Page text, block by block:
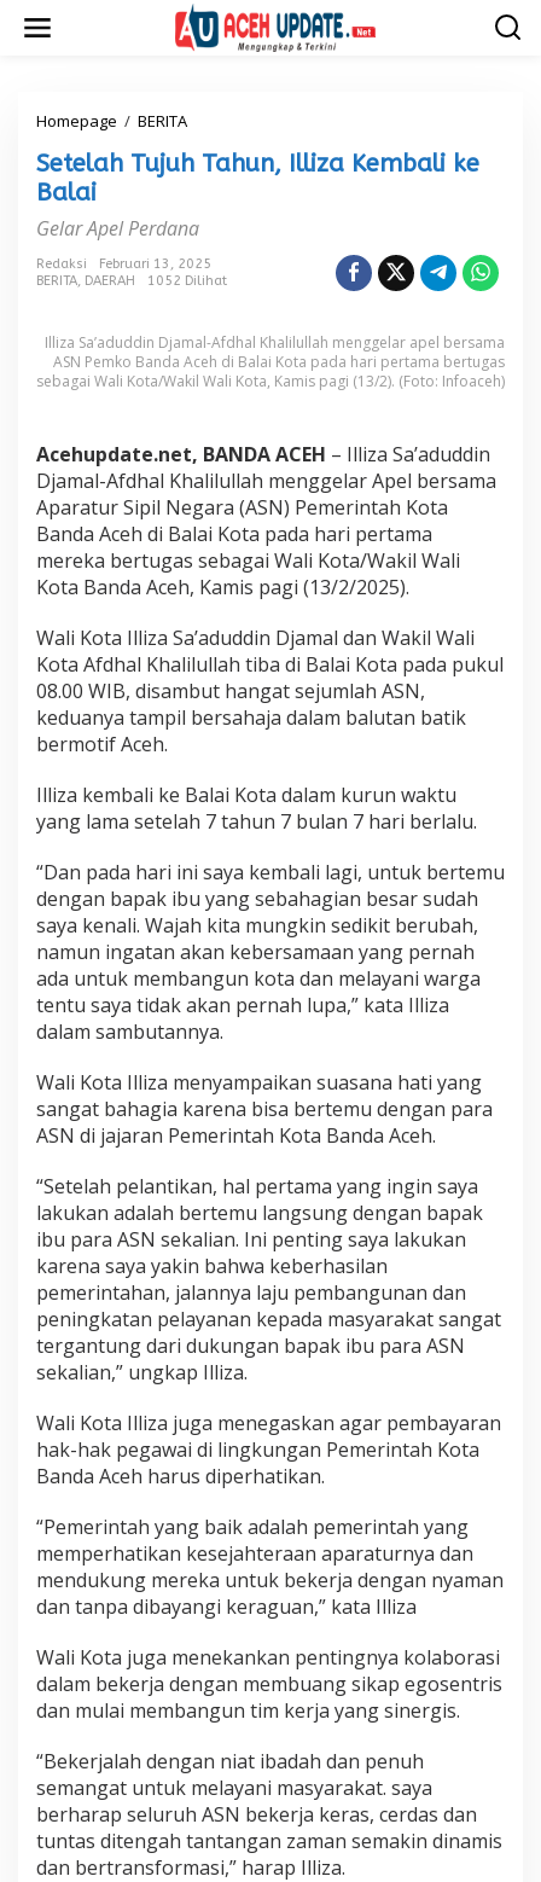
Homepage / BERITA
t
a
T
u
h
T
u
n
,
I
l
l
z
K
e
m
b
a
k
e
a
l
a
i
Setelah Tujuh Tahun, Illiza Kembali ke
Balai
Gelar Apel Perdana
Redaksi
Februari 13, 2025
BERITA, DAERAH 1052 Dilihat
Illiza Sa’aduddin Djamal-Afdhal Khalilullah menggelar apel bersama
ASN Pemko Banda Aceh di Balai Kota pada hari pertama bertugas
sebagai Wali Kota/Wakil Wali Kota, Kamis pagi (13/2). (Foto: Infoaceh)
Acehupdate.net, BANDA ACEH – Illiza Sa’aduddin
Djamal-Afdhal Khalilullah menggelar Apel bersama
Aparatur Sipil Negara (ASN) Pemerintah Kota
Banda Aceh di Balai Kota pada hari pertama
mereka bertugas sebagai Wali Kota/Wakil Wali
Kota Banda Aceh, Kamis pagi (13/2/2025).
Wali Kota Illiza Sa’aduddin Djamal dan Wakil Wali
Kota Afdhal Khalilullah tiba di Balai Kota pada pukul
08.00 WIB, disambut hangat sejumlah ASN,
keduanya tampil bersahaja dalam balutan batik
bermotif Aceh.
Illiza kembali ke Balai Kota dalam kurun waktu
yang lama setelah 7 tahun 7 bulan 7 hari berlalu.
“Dan pada hari ini saya kembali lagi, untuk bertemu
dengan bapak ibu yang sebahagian besar sudah
saya kenali. Wajah kita mungkin sedikit berubah,
namun ingatan akan kebersamaan yang pernah
ada untuk membangun kota dan melayani warga
tentu saya tidak akan pernah lupa,” kata Illiza
dalam sambutannya.
Wali Kota Illiza menyampaikan suasana hati yang
sangat bahagia karena bisa bertemu dengan para
ASN di jajaran Pemerintah Kota Banda Aceh.
“Setelah pelantikan, hal pertama yang ingin saya
lakukan adalah bertemu langsung dengan bapak
ibu para ASN sekalian. Ini penting saya lakukan
karena saya yakin bahwa keberhasilan
pemerintahan, jalannya laju pembangunan dan
peningkatan pelayanan kepada masyarakat sangat
tergantung dari dukungan bapak ibu para ASN
sekalian,” ungkap Illiza.
Wali Kota Illiza juga menegaskan agar pembayaran
hak-hak pegawai di lingkungan Pemerintah Kota
Banda Aceh harus diperhatikan.
“Pemerintah yang baik adalah pemerintah yang
memperhatikan kesejahteraan aparaturnya dan
mendukung mereka untuk bekerja dengan nyaman
dan tanpa dibayangi keraguan,” kata Illiza
Wali Kota juga menekankan pentingnya kolaborasi
dalam bekerja dengan membuang sikap egosentris
dan mulai membangun tim kerja yang sinergis.
“Bekerjalah dengan niat ibadah dan penuh
semangat untuk melayani masyarakat. saya
berharap seluruh ASN bekerja keras, cerdas dan
tuntas ditengah tantangan zaman semakin dinamis
dan bertransformasi,” harap Illiza.